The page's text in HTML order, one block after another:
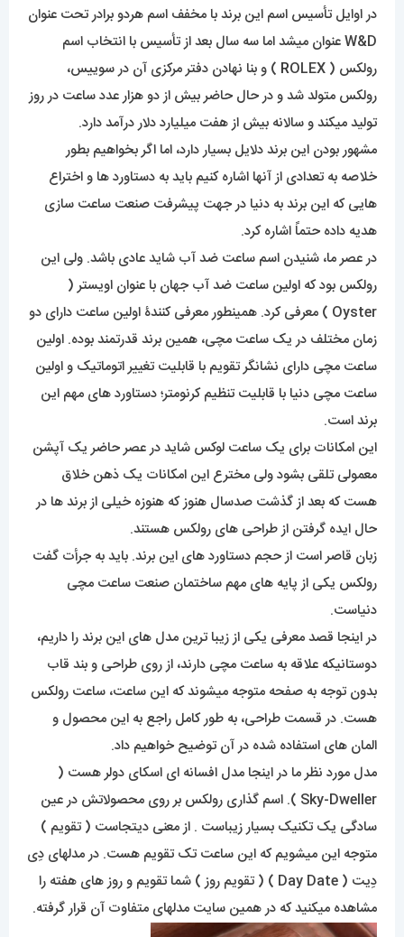
در اوایل تأسیس اسم این برند با مخفف اسم هردو برادر تحت عنوان
W&D عنوان میشد اما سه سال بعد از تأسیس با انتخاب اسم
رولکس (
R OLEX ) و بنا نهادن دفتر مرکزی آن در سوییس،
رولکس متولد شد و در حال حاضر بیش از دو هزار عدد ساعت در روز
تولید میکند و سالانه بیش از هفت میلیارد دلار درآمد دارد.
مشهور بودن این برند دلایل بسیار دارد، اما اگر بخواهیم بطور
خلاصه به تعدادی از آنها اشاره کنیم باید به دستاورد ها و اختراع
هایی که این برند به دنیا در جهت پیشرفت صنعت ساعت سازی
هدیه داده حتماً اشاره کرد.
در عصر ما، شنیدن اسم ساعت ضد آب شاید عادی باشد. ولی این
رولکس بود که اولین ساعت ضد آب جهان با عنوان اویستر (
Oyster ) معرفی کرد. همینطور معرفی کنندۀ اولین ساعت دارای دو
زمان مختلف در یک ساعت مچی، همین برند قدرتمند بوده. اولین
ساعت مچی دارای نشانگر تقویم با قابلیت تغییر اتوماتیک و اولین
ساعت مچی دنیا با قابلیت تنظیم کرنومتر؛ دستاورد های مهم این
برند است.
این امکانات برای یک ساعت لوکس شاید در عصر حاضر یک آپشن
معمولی تلقی بشود ولی مخترع این امکانات یک ذهن خلاق
هست که بعد از گذشت صدسال هنوز که هنوزه خیلی از برند ها در
حال ایده گرفتن از طراحی های رولکس هستند.
زبان قاصر است از حجم دستاورد های این برند. باید به جرأت گفت
رولکس یکی از پایه های مهم ساختمان صنعت ساعت مچی
دنیاست.
در اینجا قصد معرفی یکی از زیبا ترین مدل های این برند را داریم،
دوستانیکه علاقه به ساعت مچی دارند، از روی طراحی و بند قاب
بدون توجه به صفحه متوجه میشوند که این ساعت، ساعت رولکس
هست. در قسمت طراحی، به طور کامل راجع به این محصول و
المان های استفاده شده در آن توضیح خواهیم داد.
مدل مورد نظر ما در اینجا مدل افسانه ای اسکای دولر هست (
Sky-Dweller ). اسم گذاری رولکس بر روی محصولاتش در عین
سادگی یک تکنیک بسیار زیباست . از معنی دیتجاست ( تقویم )
متوجه این میشویم که این ساعت تک تقویم هست. در مدلهای دِی
دِیت ( Day Date ) ( تقویم روز ) شما تقویم و روز های هفته را
مشاهده میکنید که در همین سایت مدلهای متفاوت آن قرار گرفته.